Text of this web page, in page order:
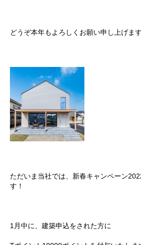
どうぞ本年もよろしくお願い申し上げます
ただいま当社では、新春キャンペーン
す！
1月中に、建築申込をされた方に